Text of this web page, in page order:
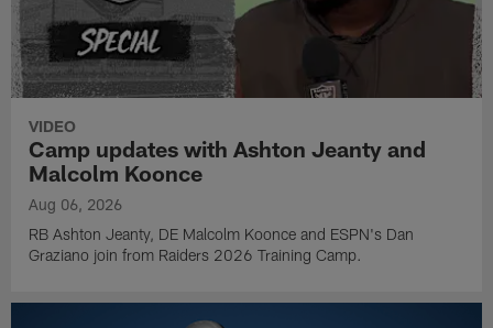
VIDEO
Camp updates with Ashton Jeanty and
Malcolm Koonce
Aug 06, 2026
RB Ashton Jeanty, DE Malcolm Koonce and ESPN's Dan
Graziano join from Raiders 2026 Training Camp.